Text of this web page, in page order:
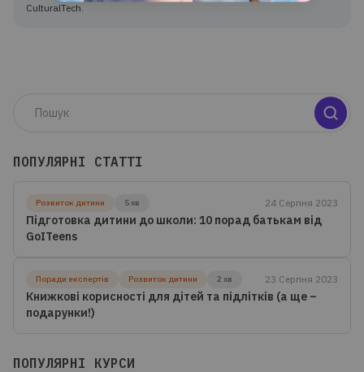
CulturalTech.
ПОПУЛЯРНІ СТАТТІ
Розвиток дитини 5 хв 24 Серпня 2023
Підготовка дитини до школи: 10 порад батькам від
GoITeens
Поради експертів Розвиток дитини 2 хв 23 Серпня 2023
Книжкові корисності для дітей та підлітків (а ще –
подарунки!)
ПОПУЛЯРНІ КУРСИ